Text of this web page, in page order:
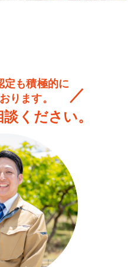
定も積極的に
ります。
ください。